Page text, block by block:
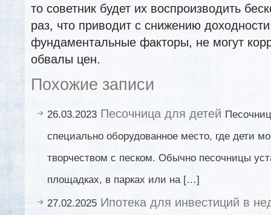
то советник будет их воспроизводить
раз, что приводит с снижению
фундаментальные факторы, не могут
обвалы цен.
Похожие записи
26.03.2023 Песочница для детей
специально оборудованное место, где дети
творчеством с песком. Обычно песочницы
площадках, в парках или на […]
27.02.2025 Ипотека для инвестиций в